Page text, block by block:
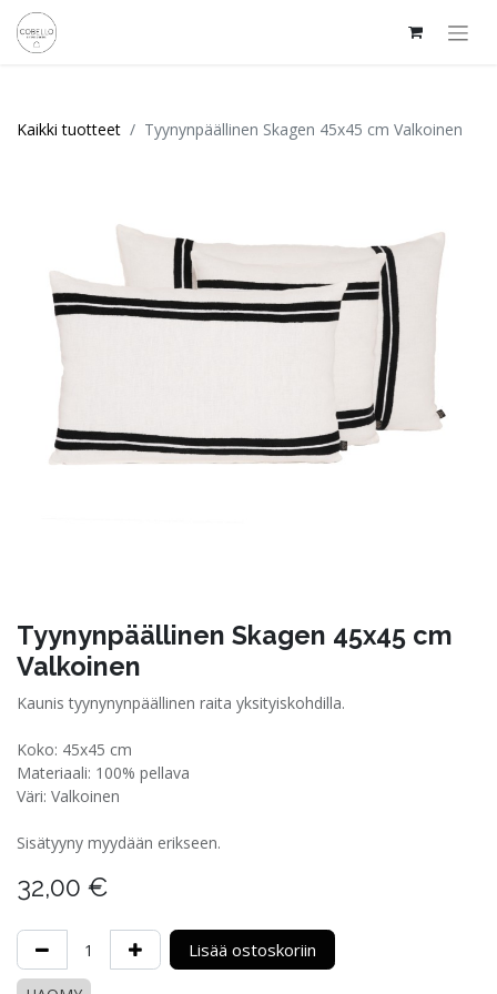
Kaikki tuotteet Tyynynpäällinen Skagen 45x45 cm Valkoinen
Tyynynpäällinen Skagen 45x45 cm
Valkoinen
Kaunis tyynynynpäällinen raita yksityiskohdilla.
Koko: 45x45 cm
Materiaali: 100% pellava
Väri: Valkoinen
Sisätyyny myydään erikseen.
32,00 €
Lisää ostoskoriin